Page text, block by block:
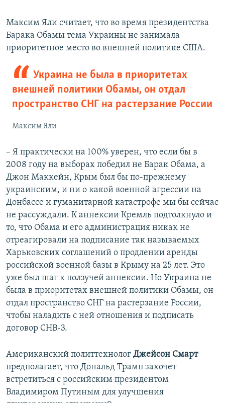
Максим Яли считает, что во время президентства
Барака Обамы тема Украины не занимала
приоритетное место во внешней политике США.
Украина не была в приоритетах
внешней политики Обамы, он отдал
пространство СНГ на растерзание России
Максим Яли
– Я практически на 100% уверен, что если бы в
2008 году на выборах победил не Барак Обама, а
Джон Маккейн, Крым был бы по-прежнему
украинским, и ни о какой военной агрессии на
Донбассе и гуманитарной катастрофе мы бы сейчас
не рассуждали. К аннексии Кремль подтолкнуло и
то, что Обама и его администрация никак не
отреагировали на подписание так называемых
Харьковских соглашений о продлении аренды
российской военной базы в Крыму на 25 лет. Это
уже был шаг к ползучей аннексии. Но Украина не
была в приоритетах внешней политики Обамы, он
отдал пространство СНГ на растерзание России,
чтобы наладить с ней отношения и подписать
договор СНВ-3.
Американский политтехнолог Джейсон Смарт
предполагает, что Дональд Трамп захочет
встретиться с российским президентом
Владимиром Путиным для улучшения